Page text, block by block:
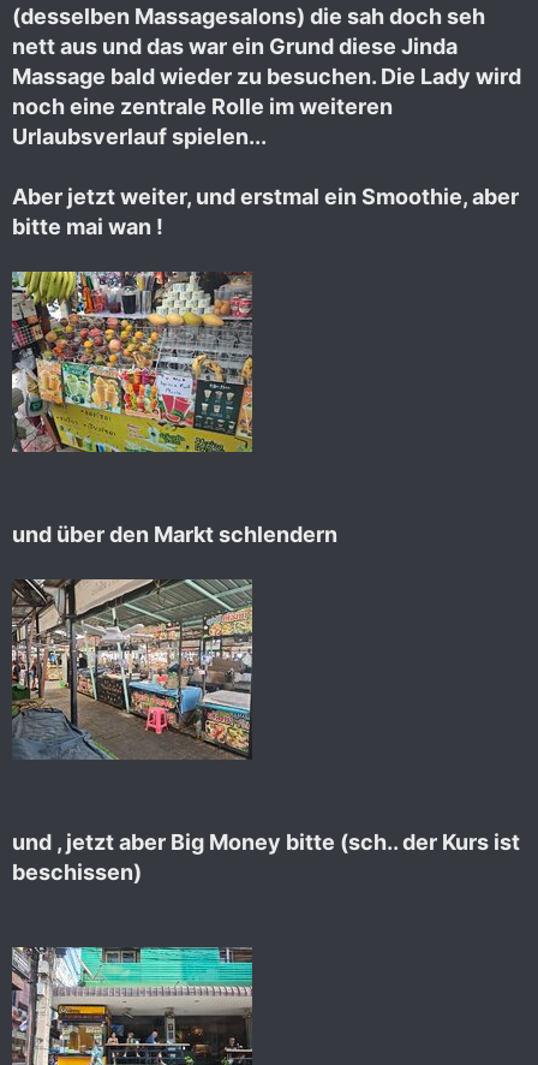
(desselben Massagesalons) die sah doch seh
nett aus und das war ein Grund diese Jinda
Massage bald wieder zu besuchen. Die Lady wird
noch eine zentrale Rolle im weiteren
Urlaubsverlauf spielen...
Aber jetzt weiter, und erstmal ein Smoothie, aber
bitte mai wan !
und über den Markt schlendern
und , jetzt aber Big Money bitte (sch.. der Kurs ist
beschissen)